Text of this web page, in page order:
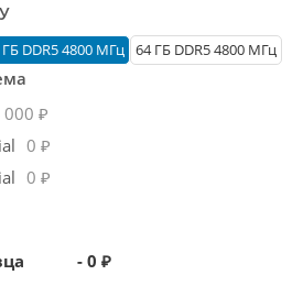
DDR5 4800 МГц 64 ГБ DDR5 4800 МГц
000 ₽
0 ₽
0 ₽
- 0 ₽